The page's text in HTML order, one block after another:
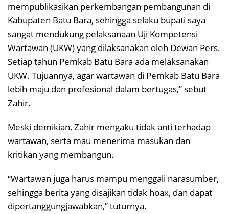
mempublikasikan perkembangan pembangunan di
Kabupaten Batu Bara, sehingga selaku bupati saya
sangat mendukung pelaksanaan Uji Kompetensi
Wartawan (UKW) yang dilaksanakan oleh Dewan Pers.
Setiap tahun Pemkab Batu Bara ada melaksanakan
UKW. Tujuannya, agar wartawan di Pemkab Batu Bara
lebih maju dan profesional dalam bertugas,” sebut
Zahir.
Meski demikian, Zahir mengaku tidak anti terhadap
wartawan, serta mau menerima masukan dan
kritikan yang membangun.
“Wartawan juga harus mampu menggali narasumber,
sehingga berita yang disajikan tidak hoax, dan dapat
dipertanggungjawabkan,” tuturnya.